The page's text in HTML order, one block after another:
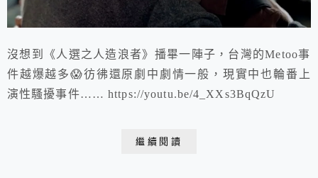
沒想到《人選之人造浪者》播畢一陣子，台灣的Metoo事
件越爆越多😱彷彿還原劇中劇情一般，現實中也輪番上
演性騷擾事件…… https://youtu.be/4_XXs3BqQzU
繼續閱讀